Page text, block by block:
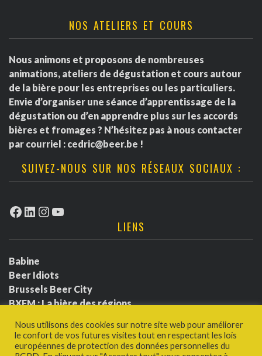
NOS ATELIERS ET COURS
Nous animons et proposons de nombreuses
animations, ateliers de dégustation et cours autour
de la bière pour les entreprises ou les particuliers.
Envie d’organiser une séance d’apprentissage de la
dégustation ou d’en apprendre plus sur les accords
bières et fromages ? N’hésitez pas à nous contacter
par courriel : cedric@beer.be !
SUIVEZ-NOUS SUR NOS RÉSEAUX SOCIAUX :
Facebook
LinkedIn
Instagram
YouTube
LIENS
Babine
Beer Idiots
Brussels Beer City
BXFM : La bière des régions
Ludotium
Politique de confidentialité
Nous utilisons des cookies sur notre site web pour améliorer
le confort de vos futures visites tout en respectant les lois
européennes de protection des données personnelles du